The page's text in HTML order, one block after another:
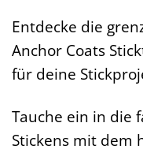
Entdecke die
Anchor Coats
für deine
Tauche ein in die
Stickens mit dem